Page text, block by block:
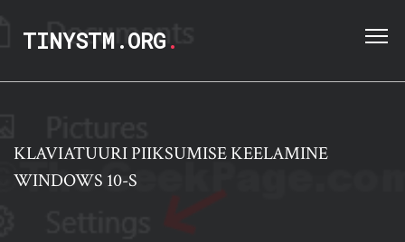
TINYSTM.ORG.
KLAVIATUURI PIIKSUMISE KEELAMINE
WINDOWS 10-S